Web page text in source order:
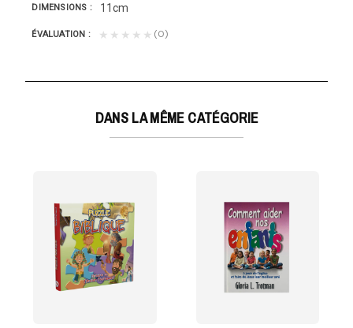
DIMENSIONS 11cm
ÉVALUATION ★★★★★ (0)
DANS LA MÊME CATÉGORIE
DE LA BIBLE